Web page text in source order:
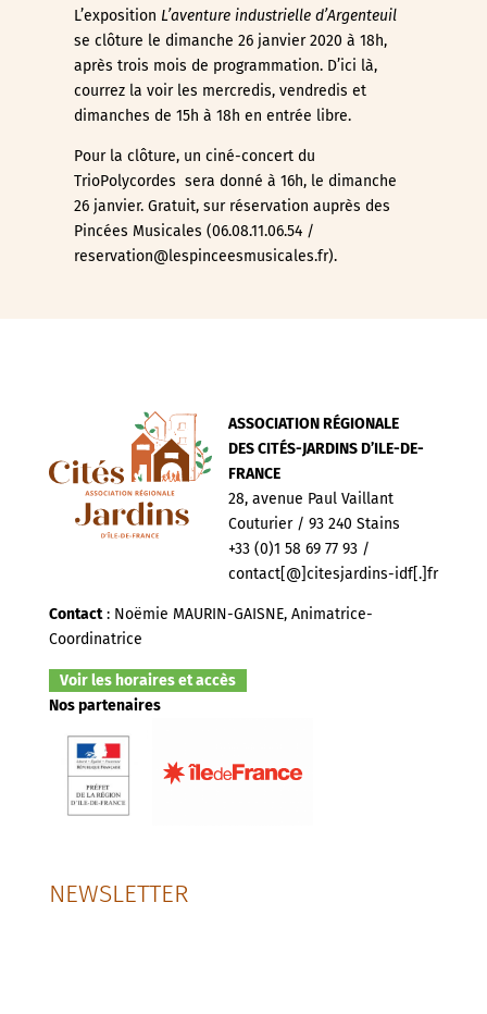
L’exposition L’aventure industrielle d’Argenteuil
se clôture le dimanche 26 janvier 2020 à 18h,
après trois mois de programmation. D’ici là,
courrez la voir les mercredis, vendredis et
dimanches de 15h à 18h en entrée libre.
Pour la clôture, un ciné-concert du
TrioPolycordes sera donné à 16h, le dimanche
26 janvier. Gratuit, sur réservation auprès des
Pincées Musicales (06.08.11.06.54 /
reservation@lespinceesmusicales.fr).
ASSOCIATION RÉGIONALE
DES CITÉS-JARDINS D’ILE-DE-
FRANCE
28, avenue Paul Vaillant
Couturier / 93 240 Stains
+33 (0)1 58 69 77 93 /
contact[@]citesjardins-idf[.]fr
Contact: Noëmie MAURIN-GAISNE, Animatrice-
Coordinatrice
Voir les horaires et accès
Nos partenaires
NEWSLETTER